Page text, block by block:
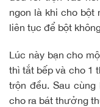
ngon là khi cho bột
liên tục để bột
Lúc này bạn cho
thì tắt bếp và cho 1
trộn đều. Sau
cho ra bát thưởng